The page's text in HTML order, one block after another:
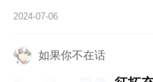
下带
2024-07-06
如果你不在话